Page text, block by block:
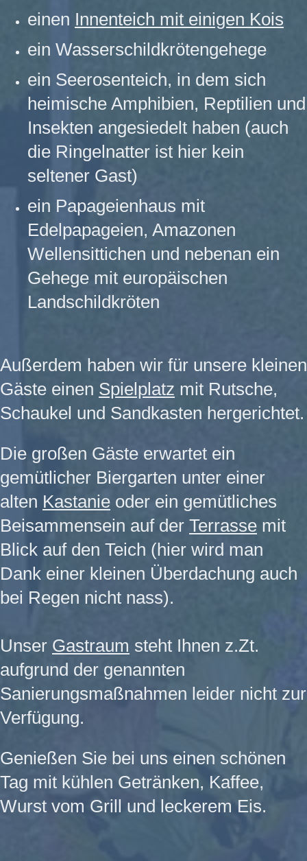
einen Innenteich mit einigen Kois​
ein Wasserschildkrötengehege
ein Seerosenteich, in dem sich
heimische Amphibien, Reptilien und
Insekten angesiedelt haben (auch
die Ringelnatter ist hier kein
seltener Gast)​
ein Papageienhaus mit
Edelpapageien, Amazonen
Wellensittichen und nebenan ein
Gehege mit europäischen
Landschildkröten​
Außerdem haben wir für unsere kleinen
Gäste einen Spielplatz mit Rutsche,
Schaukel und Sandkasten hergerichtet.
Die großen Gäste erwartet ein
gemütlicher Biergarten unter einer
alten Kastanie oder ein gemütliches
Beisammensein auf der Terrasse mit
Blick auf den Teich (hier wird man
Dank einer kleinen Überdachung auch
bei Regen nicht nass).
Unser Gastraum steht Ihnen z.Zt.
aufgrund der genannten
Sanierungsmaßnahmen leider nicht zur
Verfügung.
Genießen Sie bei uns einen schönen
Tag mit kühlen Getränken, Kaffee,
Wurst vom Grill und leckerem Eis.